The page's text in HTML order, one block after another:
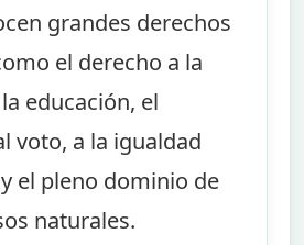
grandes derechos
el derecho a la
educación, el
voto, a la igualdad
el pleno dominio de
naturales.